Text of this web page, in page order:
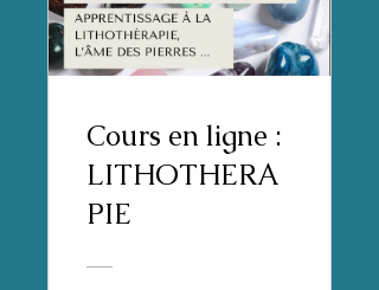
Cours en ligne :
LITHOTHERA
PIE